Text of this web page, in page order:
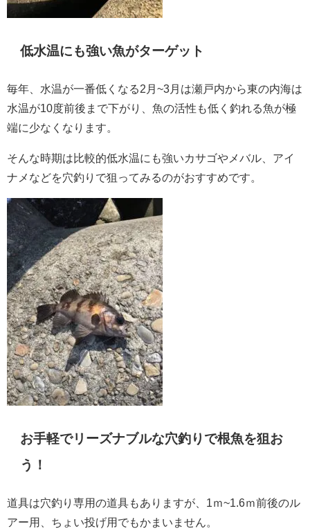
低水温にも強い魚がターゲット
毎年、水温が一番低くなる2月~3月は瀬戸内から東の内海は
水温が10度前後まで下がり、魚の活性も低く釣れる魚が極
端に少なくなります。
そんな時期は比較的低水温にも強いカサゴやメバル、アイ
ナメなどを穴釣りで狙ってみるのがおすすめです。
お手軽でリーズナブルな穴釣りで根魚を狙お
う！
道具は穴釣り専用の道具もありますが、1ｍ~1.6ｍ前後のル
アー用、ちょい投げ用でもかまいません。